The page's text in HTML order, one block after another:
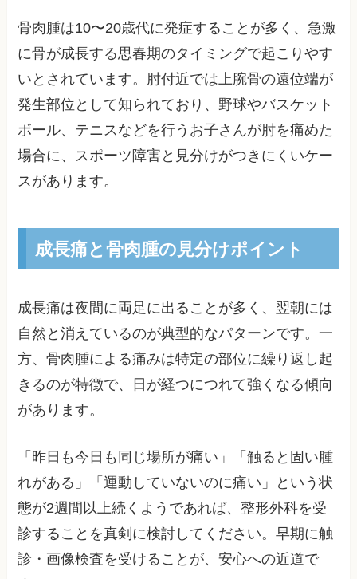
骨肉腫は10〜20歳代に発症することが多く、急激
に骨が成長する思春期のタイミングで起こりやす
いとされています。肘付近では上腕骨の遠位端が
発生部位として知られており、野球やバスケット
ボール、テニスなどを行うお子さんが肘を痛めた
場合に、スポーツ障害と見分けがつきにくいケー
スがあります。
成長痛と骨肉腫の見分けポイント
成長痛は夜間に両足に出ることが多く、翌朝には
自然と消えているのが典型的なパターンです。一
方、骨肉腫による痛みは特定の部位に繰り返し起
きるのが特徴で、日が経つにつれて強くなる傾向
があります。
「昨日も今日も同じ場所が痛い」「触ると固い腫
れがある」「運動していないのに痛い」という状
態が2週間以上続くようであれば、整形外科を受
診することを真剣に検討してください。早期に触
診・画像検査を受けることが、安心への近道で